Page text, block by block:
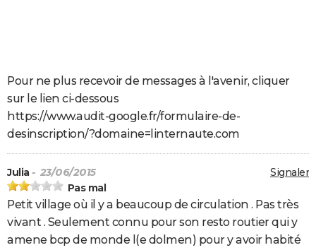
Pour ne plus recevoir de messages à l'avenir, cliquer
sur le lien ci-dessous
https://www.audit-google.fr/formulaire-de-
desinscription/?domaine=linternaute.com
Signaler
Julia - 23/06/2015
Pas mal
Petit village où il y a beaucoup de circulation . Pas très
vivant . Seulement connu pour son resto routier qui y
amene bcp de monde l(e dolmen) pour y avoir habité